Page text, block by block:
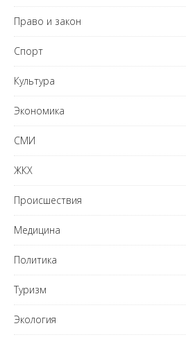
Право и закон
Спорт
Культура
Экономика
СМИ
ЖКХ
Происшествия
Медицина
Политика
Туризм
Экология